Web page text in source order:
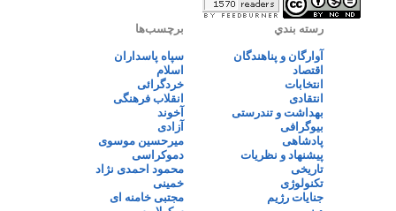
رسته بندي
آوارگان و پناهندگان
اقتصاد
انتخابات
انتقادی
بهداشت و تندرستی
بیوگرافی
پادشاهی
پیشنهاد و نظریات
تاریخی
تکنولوژی
جنایات رژیم
برچسب‌ها
سپاه پاسداران
اسلام
خردگرائی
انقلاب فرهنگی
آخوند
آزادی
میرحسین موسوی
دموکراسی
محمود احمدی نژاد
خمینی
مجتبی خامنه ای